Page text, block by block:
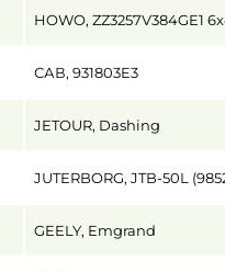
HOWO, ZZ3257V384GE1
САВ, 931803E3
JETOUR, Dashing
JUTERBORG, JTB-50L
GEELY, Emgrand